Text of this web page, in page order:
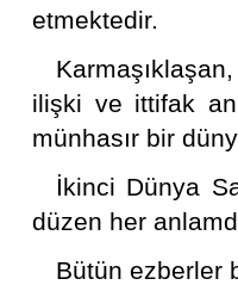
etmektedir.
ilişki ve ittifak
münhasır bir
İkinci Dünya
düzen her
Bütün ezberler